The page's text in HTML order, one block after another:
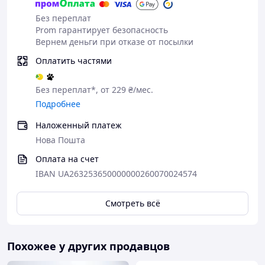
долговечность
Корпус основания
изготовлен из износостойкой
**смолы**, которая не
боится влаги, жары или
перепадов температур.
**Стальной столб** с
антикоррозийным
покрытием придает
конструкции долговечность,
обеспечивая стабильную фиксацию даже
больших зонтов. Это не просто подставка — это
инвестиция в ваш комфорт и безопасность,
вид.
Регулируемый
механизм фиксации
Без переплат
Prom гарантирует безопасность
Вернем деньги при отказе от посылки
Оплатить частями
Без переплат*, от 229 ₴/мес.
Подробнее
Наложенный платеж
Нова Пошта
Оплата на счет
IBAN UA263253650000000260070024574
Смотреть всё
Похожее у других продавцов